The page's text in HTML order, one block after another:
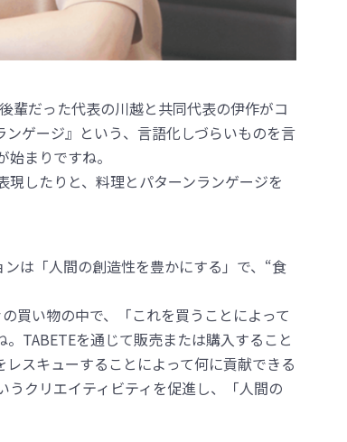
輩だった代表の川越と共同代表の伊作がコ
ゲージ』という、言語化しづらいものを言
まりですね。
したりと、料理とパターンランゲージを
は「人間の創造性を豊かにする」で、“食
買い物の中で、「これを買うことによって
TABETEを通じて販売または購入すること
スキューすることによって何に貢献できる
クリエイティビティを促進し、「人間の